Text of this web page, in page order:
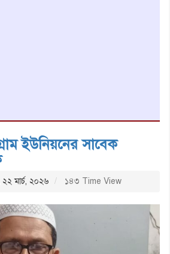
ইউনিয়নের সাবেক
মার্চ, ২০২৬ ১৪৩ Time View